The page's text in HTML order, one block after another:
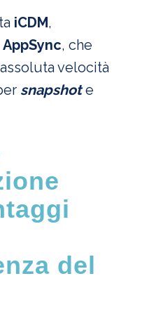
iCDM,
AppSync, che
velocità
snapshote
del